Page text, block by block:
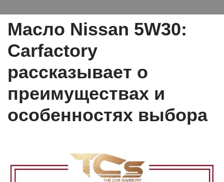
Масло Nissan 5W30:
Carfactory
рассказывает о
преимуществах и
особенностях выбора